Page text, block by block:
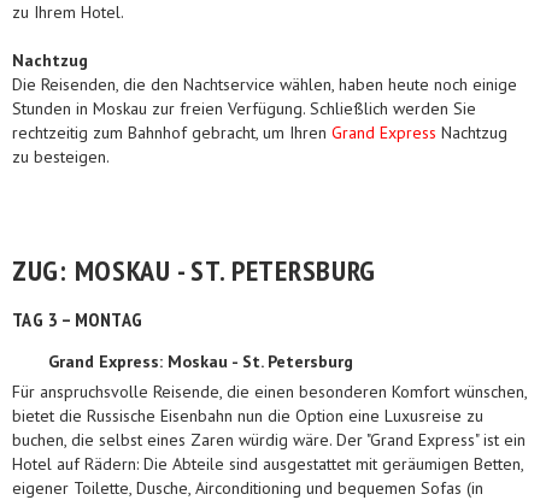
zu Ihrem Hotel.
Nachtzug
Die Reisenden, die den Nachtservice wählen, haben heute noch einige
Stunden in Moskau zur freien Verfügung. Schließlich werden Sie
rechtzeitig zum Bahnhof gebracht, um Ihren Grand Express Nachtzug
zu besteigen.
ZUG: MOSKAU - ST. PETERSBURG
TAG 3 – MONTAG
Grand Express: Moskau - St. Petersburg
Für anspruchsvolle Reisende, die einen besonderen Komfort wünschen,
bietet die Russische Eisenbahn nun die Option eine Luxusreise zu
buchen, die selbst eines Zaren würdig wäre. Der "Grand Express" ist ein
Hotel auf Rädern: Die Abteile sind ausgestattet mit geräumigen Betten,
eigener Toilette, Dusche, Airconditioning und bequemen Sofas (in